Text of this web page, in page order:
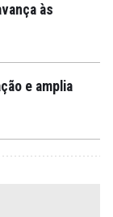
às
e amplia